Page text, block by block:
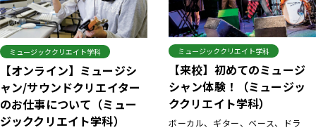
ミュージッククリエイト学科
【オンライン】ミュージシ
ャン/サウンドクリエイター
のお仕事について（ミュー
ジッククリエイト学科）
ミュージッククリエイト学科
【来校】初めてのミュージ
シャン体験！（ミュージッ
ククリエイト学科）
ボーカル、ギター、ベース、ドラ